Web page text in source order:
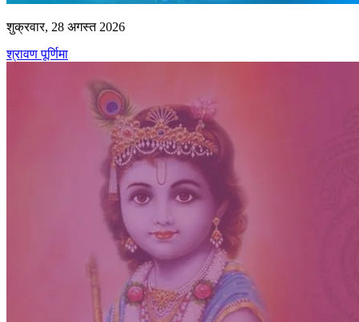
शुक्रवार, 28 अगस्त 2026
श्रावण पूर्णिमा